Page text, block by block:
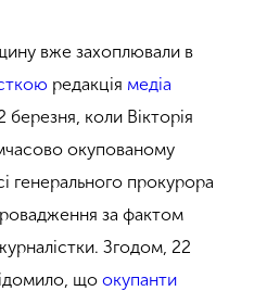
вже захоплювали в
редакція медіа
березня, коли Вікторія
окупованому
генерального прокурора
за фактом
Згодом, 22
що окупанти